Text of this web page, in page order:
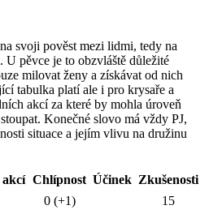
svoji pověst mezi lidmi, tedy na
pěvce je to obzvláště důležité
milovat ženy a získávat od nich
tabulka platí ale i pro krysaře a
akcí za které by mohla úroveň
Konečné slovo má vždy PJ,
situace a jejím vlivu na družinu
Chlípnost Účinek Zkušenosti
0 (+1)
15